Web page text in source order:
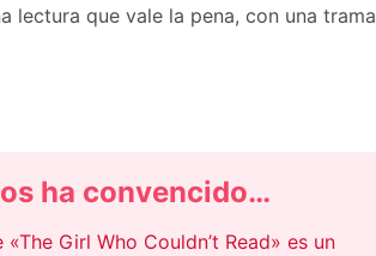
lectura que vale la pena, con una trama
ha convencido…
«The Girl Who Couldn’t Read» es un